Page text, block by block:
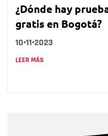
¿Dónde hay
gratis en Bogotá?
10•11•2023
LEER MÁS